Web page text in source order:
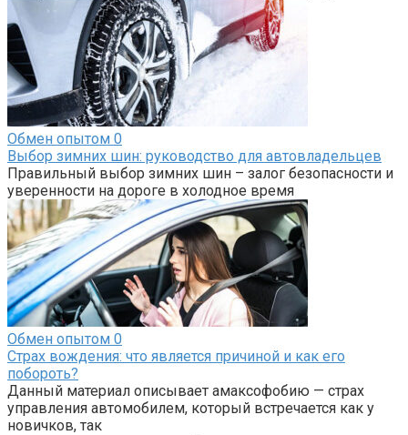
Обмен опытом 0
Выбор зимних шин: руководство для автовладельцев
Правильный выбор зимних шин – залог безопасности и
уверенности на дороге в холодное время
Обмен опытом 0
Страх вождения: что является причиной и как его
побороть?
Данный материал описывает амаксофобию — страх
управления автомобилем, который встречается как у
новичков, так